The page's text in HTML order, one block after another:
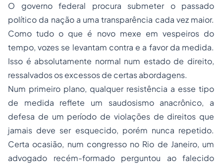
O governo federal procura submeter o passado
político da nação a uma transparência cada vez maior.
Como tudo o que é novo mexe em vespeiros do
tempo, vozes se levantam contra e a favor da medida.
Isso é absolutamente normal num estado de direito,
ressalvados os excessos de certas abordagens.
Num primeiro plano, qualquer resistência a esse tipo
de medida reflete um saudosismo anacrônico, a
defesa de um período de violações de direitos que
jamais deve ser esquecido, porém nunca repetido.
Certa ocasião, num congresso no Rio de Janeiro, um
advogado recém-formado perguntou ao falecido